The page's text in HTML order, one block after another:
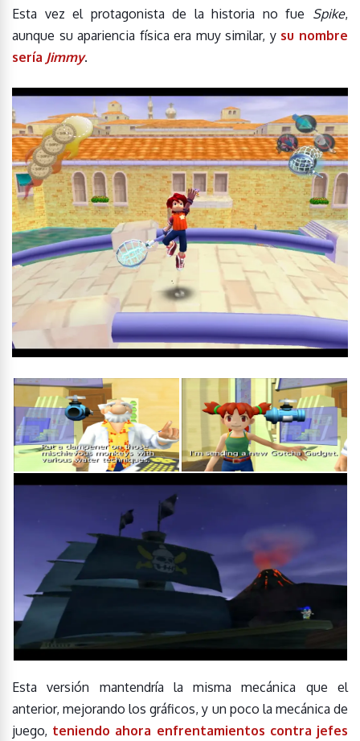
Esta vez el protagonista de la historia no fue Spike,
aunque su apariencia física era muy similar, y su nombre
sería Jimmy.
Esta versión mantendría la misma mecánica que el
anterior, mejorando los gráficos, y un poco la mecánica de
juego, teniendo ahora enfrentamientos contra jefes